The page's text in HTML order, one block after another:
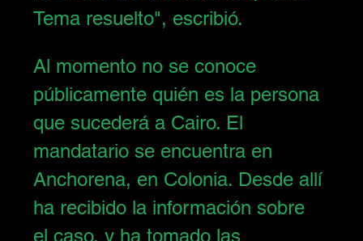
Tema resuelto", escribió.
Al momento no se conoce
públicamente quién es la persona
que sucederá a Cairo. El
mandatario se encuentra en
Anchorena, en Colonia. Desde allí
ha recibido la información sobre
el caso, y ha tomado las